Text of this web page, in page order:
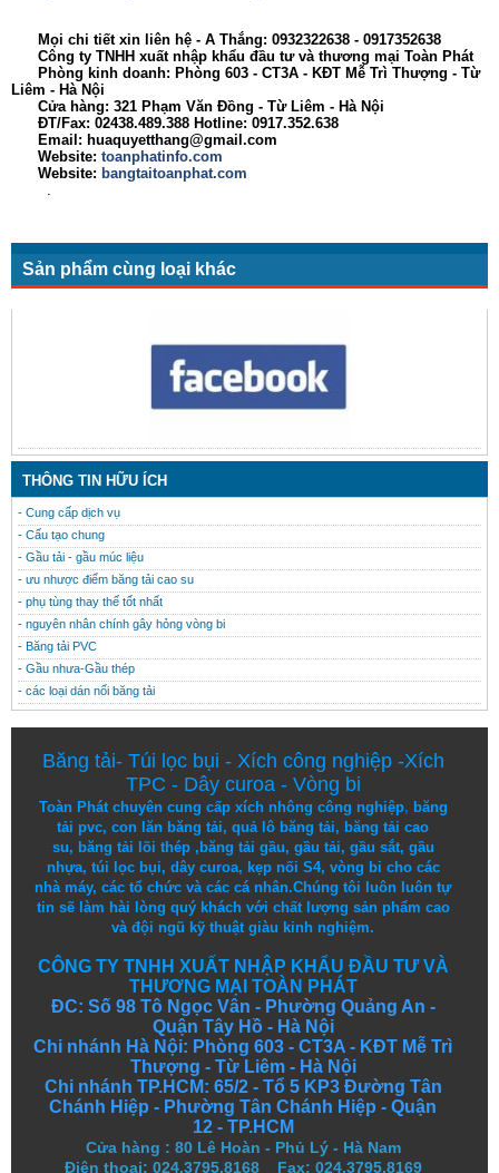
Mọi chi tiết xin liên hệ - A Thắng: 0932322638 - 0917352638
Công ty TNHH xuất nhập khẩu đầu tư và thương mại Toàn Phát
Phòng kinh doanh: Phòng 603 - CT3A - KĐT Mễ Trì Thượng - Từ
Liêm - Hà Nội
Cửa hàng: 321 Phạm Văn Đồng - Từ Liêm - Hà Nội
ĐT/Fax: 02438.489.388 Hotline: 0917.352.638
Email: huaquyetthang@gmail.com
Website: toanphatinfo.com
Website: bangtaitoanphat.com
.
Sản phẩm cùng loại khác
THÔNG TIN HỮU ÍCH
- Cung cấp dịch vụ
- Cấu tạo chung
- Gầu tải - gầu múc liệu
- ưu nhược điểm băng tải cao su
- phụ tùng thay thế tốt nhất
- nguyên nhân chính gây hỏng vòng bi
- Băng tải PVC
- Gầu nhưa-Gầu thép
- các loại dán nối băng tải
Băng tải- Túi lọc bụi - Xích công nghiệp-Xích
TPC - Dây curoa- Vòng bi
Toàn Phát chuyên cung cấp xích nhông công nghiệp, băng
tải pvc,con lăn băng tải,quả lô băng tải, băng tải cao
su, băng tải lõi thép, băng tải gầu, gầu tải, gầu sắt, gầu
nhựa, túi lọc bụi, dây curoa, kẹp nối S4, vòng bi cho các
nhà máy, các tổ chức và các cá nhân.Chúng tôi luôn luôn tự
tin sẽ làm hài lòng quý khách với chất lượng sảnphẩm cao
vàđội ngũ kỹ thuậtgiàu kinh nghiệm.
CÔNG TY TNHH XUẤT NHẬP KHẨU ĐẦU TƯ VÀ
THƯƠNG MẠI TOÀN PHÁT
ĐC: Số 98 Tô Ngọc Vân - Phường Quảng An -
Quận Tây Hồ - Hà Nội
Chi nhánh Hà Nội: Phòng 603 - CT3A - KĐT Mễ Trì
Thượng - Từ Liêm - Hà Nội
Chi nhánh TP.HCM: 65/2 - Tổ 5 KP3 Đường Tân
Chánh Hiệp - Phường Tân Chánh Hiệp - Quận
12 - TP.HCM
Cửa hàng : 80 Lê Hoàn - Phủ Lý - Hà Nam
Điện thoại: 024.3795.8168 Fax: 024.3795.8169